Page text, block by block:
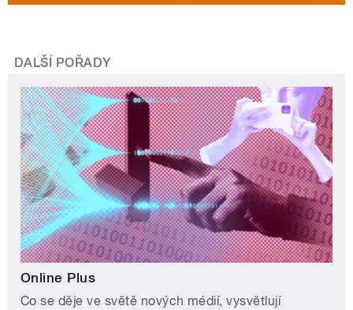
DALŠÍ POŘADY
Online Plus
Co se děje ve světě nových médií, vysvětlují